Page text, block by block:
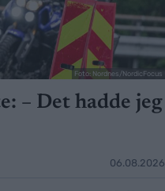
Foto: Nordnes/NordicFocus
– Det hadde jeg
06.08.2026